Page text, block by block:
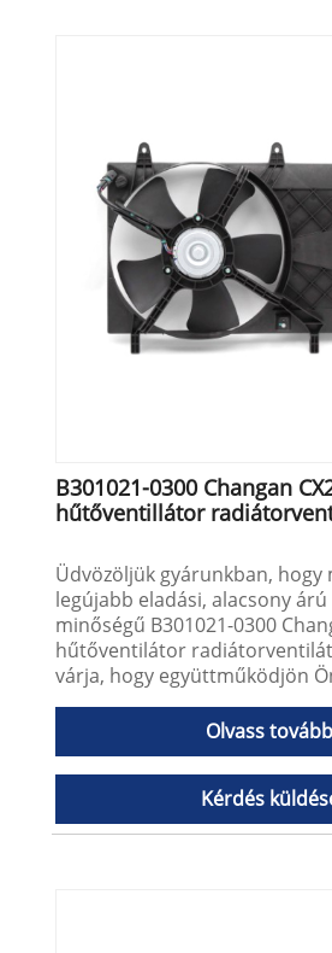
B301021-0300 Changan
hűtőventillátor
Üdvözöljük gyárunkban, hogy
legújabb eladási, alacsony árú
minőségű B301021-0300
hűtőventilátor
várja, hogy együttműködjön
Olvass tovább
Kérdés